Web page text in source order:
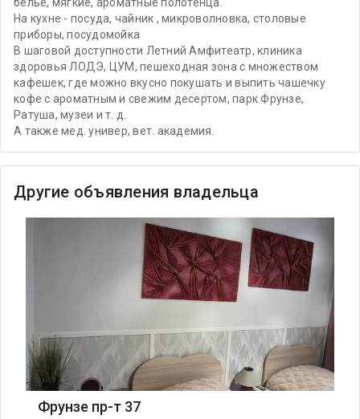
На кухне - посуда, чайник , микроволновка, столовые
приборы, посудомойка
В шаговой доступности Летний Амфитеатр, клиника
здоровья ЛОДЭ, ЦУМ, пешеходная зона с множеством
кафешек, где можно вкусно покушать и выпить чашечку
кофе с ароматным и свежим десертом, парк Фрунзе,
Ратуша, музеи и т. д.
А также мед. универ, вет. академия.
Другие объявления владельца
Фрунзе пр-т 37